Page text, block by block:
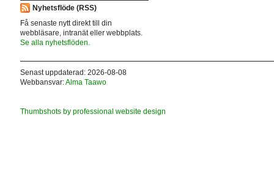
Nyhetsflöde (RSS)
Få senaste nytt direkt till din
webbläsare, intranät eller webbplats.
Se alla nyhetsflöden.
Senast uppdaterad: 2026-08-08
Webbansvar:Alma Taawo
Thumbshots by professional website design